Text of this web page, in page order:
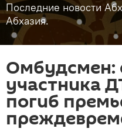
Последние новости
Абхазия.
Омбудсмен:
участника
погиб